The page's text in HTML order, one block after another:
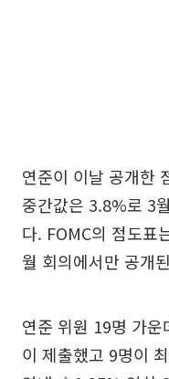
연준이 이날 공개한
중간값은 3.8%로 3
다. FOMC의 점도표
월 회의에서만 공개
연준 위원 19명 가
이 제출했고 9명이